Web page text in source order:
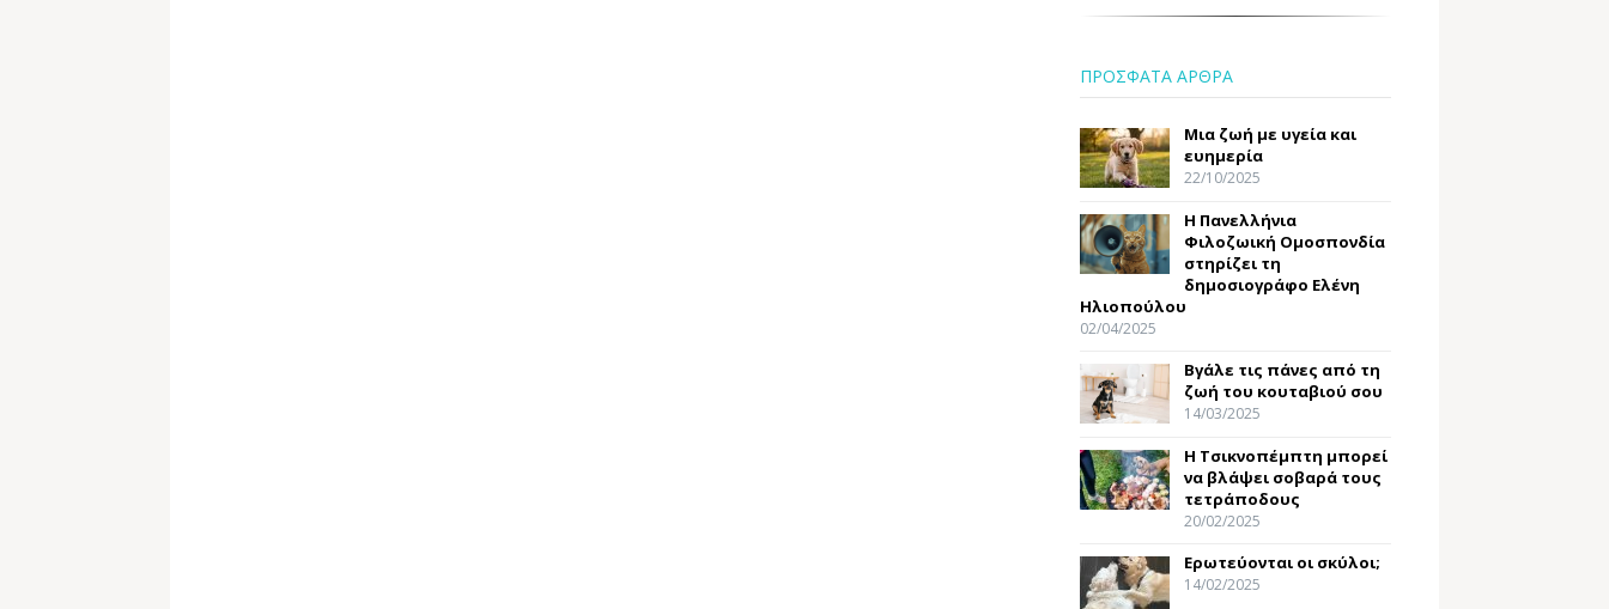
ΠΡΟΣΦΑΤΑ ΑΡΘΡΑ
Μια ζωή με υγεία και
ευημερία
22/10/2025
Η Πανελλήνια
Φιλοζωική Ομοσπονδία
στηρίζει τη
δημοσιογράφο Ελένη
Ηλιοπούλου
02/04/2025
Βγάλε τις πάνες από τη
ζωή του κουταβιού σου
14/03/2025
Η Τσικνοπέμπτη μπορεί
να βλάψει σοβαρά τους
τετράποδους
20/02/2025
Ερωτεύονται οι σκύλοι;
14/02/2025